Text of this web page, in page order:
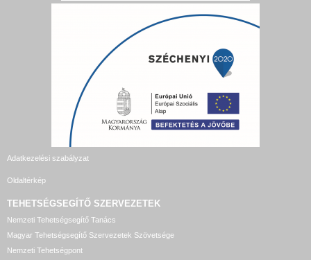
Adatkezelési szabályzat
Oldaltérkép
TEHETSÉGSEGÍTŐ SZERVEZETEK
Nemzeti Tehetségsegítő Tanács
Magyar Tehetségsegítő Szervezetek Szövetsége
Nemzeti Tehetségpont